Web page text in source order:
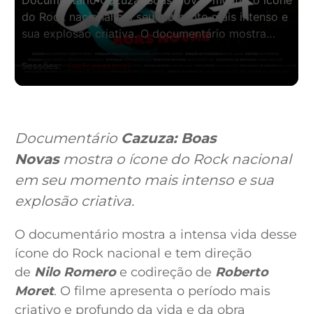
do Rock nacional em seu momento mais intenso e
sua explosão criativa. O documentário mostra…
Sessões: {acf_sessoes}
Documentário Cazuza: Boas
Novasmostra o ícone do Rock nacional
em seu momento mais intenso e sua
explosão criativa.
O documentário mostra a intensa vida desse
ícone do Rock nacional e tem direção
de Nilo Romeroe codireção de Roberto
Moret. O filme apresenta o período mais
criativo e profundo da vida e da obra